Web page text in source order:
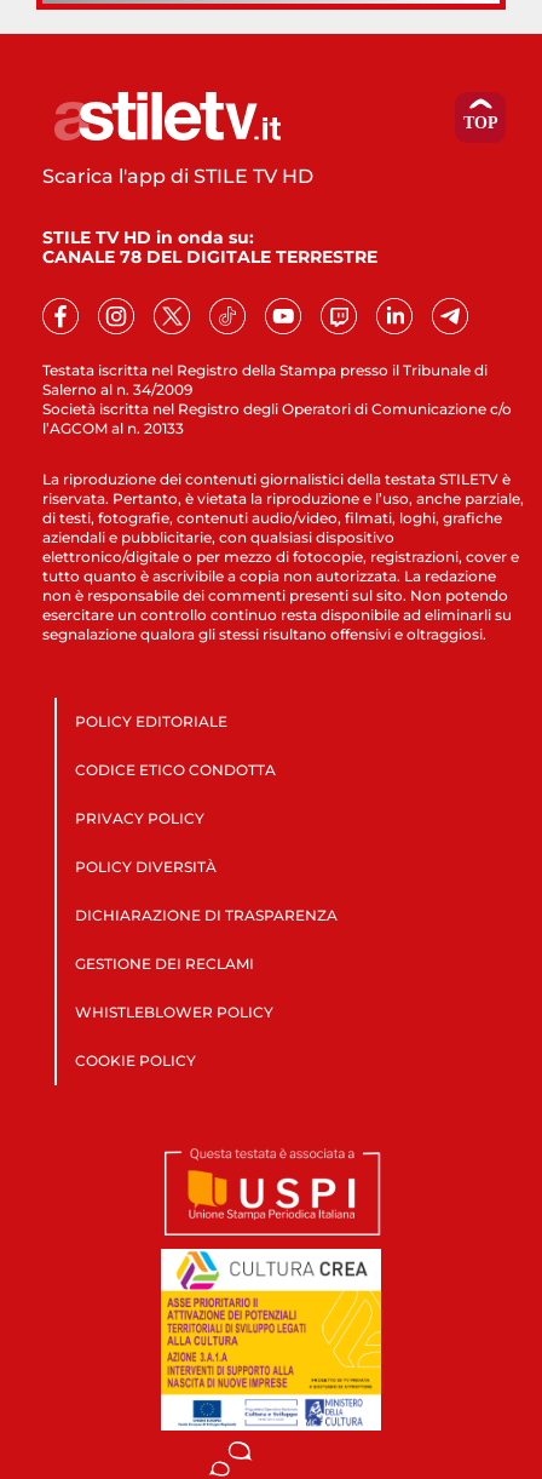
Testata iscritta nel Registro della Stampa presso il Tribunale di
Salerno al n. 34/2009
Società iscritta nel Registro degli Operatori di Comunicazione c/o
l’AGCOM al n. 20133
Scarica l'app di STILE TV HD
STILE TV HD in onda su:
CANALE 78 DEL DIGITALE TERRESTRE
La riproduzione dei contenuti giornalistici della testata STILETV è
riservata. Pertanto, è vietata la riproduzione e l’uso, anche parziale,
di testi, fotografie, contenuti audio/video, filmati, loghi, grafiche
aziendali e pubblicitarie, con qualsiasi dispositivo
elettronico/digitale o per mezzo di fotocopie, registrazioni, cover e
tutto quanto è ascrivibile a copia non autorizzata. La redazione
non è responsabile dei commenti presenti sul sito. Non potendo
esercitare un controllo continuo resta disponibile ad eliminarli su
segnalazione qualora gli stessi risultano offensivi e oltraggiosi.
POLICY EDITORIALE
CODICE ETICO CONDOTTA
PRIVACY POLICY
POLICY DIVERSITÀ
DICHIARAZIONE DI TRASPARENZA
GESTIONE DEI RECLAMI
WHISTLEBLOWER POLICY
COOKIE POLICY